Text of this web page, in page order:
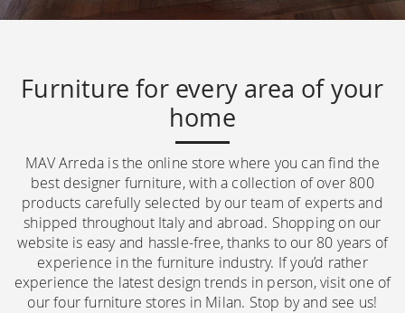
Furniture for every area of your
home
MAV Arreda is the online store where you can find the
best designer furniture, with a collection of over 800
products carefully selected by our team of experts and
shipped throughout Italy and abroad. Shopping on our
website is easy and hassle-free, thanks to our 80 years of
experience in the furniture industry. If you’d rather
experience the latest design trends in person, visit one of
our four furniture stores in Milan. Stop by and see us!